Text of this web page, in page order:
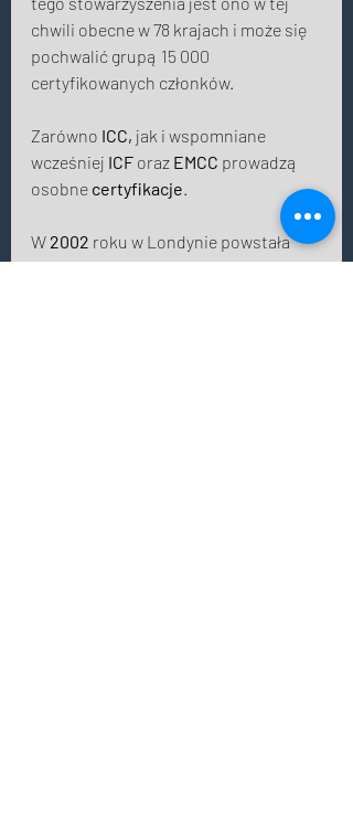
chwili obecne w 78 krajach i może się
pochwalić grupą 15 000
certyfikowanych członków.
Zarówno ICC, jak i wspomniane
wcześniej ICF oraz EMCC prowadzą
osobne certyfikacje
W 2002 roku w Londynie powstała
Association for Coaching (AFC). Ta